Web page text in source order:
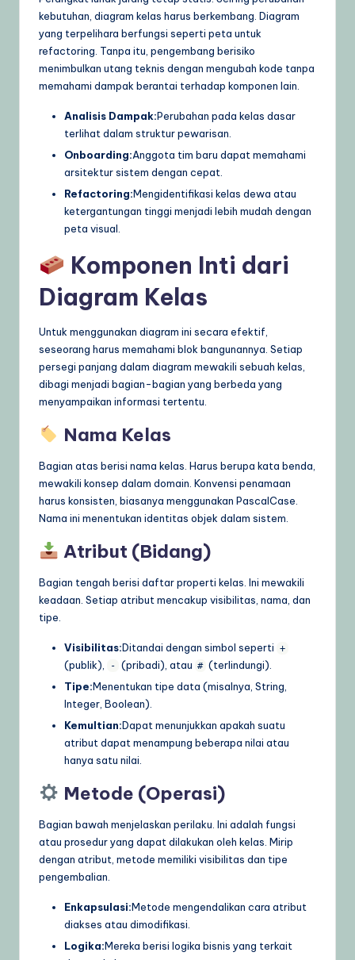
kebutuhan, diagram kelas harus berkembang. Diagram
yang terpelihara berfungsi seperti peta untuk
refactoring. Tanpa itu, pengembang berisiko
menimbulkan utang teknis dengan mengubah kode tanpa
memahami dampak berantai terhadap komponen lain.
Analisis Dampak:Perubahan pada kelas dasar
terlihat dalam struktur pewarisan.
Onboarding:Anggota tim baru dapat memahami
arsitektur sistem dengan cepat.
Refactoring:Mengidentifikasi kelas dewa atau
ketergantungan tinggi menjadi lebih mudah dengan
peta visual.
Komponen Inti dari
Diagram Kelas
Untuk menggunakan diagram ini secara efektif,
seseorang harus memahami blok bangunannya. Setiap
persegi panjang dalam diagram mewakili sebuah kelas,
dibagi menjadi bagian-bagian yang berbeda yang
menyampaikan informasi tertentu.
Nama Kelas
Bagian atas berisi nama kelas. Harus berupa kata benda,
mewakili konsep dalam domain. Konvensi penamaan
harus konsisten, biasanya menggunakan PascalCase.
Nama ini menentukan identitas objek dalam sistem.
Atribut (Bidang)
Bagian tengah berisi daftar properti kelas. Ini mewakili
keadaan. Setiap atribut mencakup visibilitas, nama, dan
tipe.
Visibilitas:Ditandai dengan simbol seperti +
(publik), - (pribadi), atau # (terlindungi).
Tipe:Menentukan tipe data (misalnya, String,
Integer, Boolean).
Kemultian:Dapat menunjukkan apakah suatu
atribut dapat menampung beberapa nilai atau
hanya satu nilai.
Metode (Operasi)
Bagian bawah menjelaskan perilaku. Ini adalah fungsi
atau prosedur yang dapat dilakukan oleh kelas. Mirip
dengan atribut, metode memiliki visibilitas dan tipe
pengembalian.
Enkapsulasi:Metode mengendalikan cara atribut
diakses atau dimodifikasi.
Logika:Mereka berisi logika bisnis yang terkait